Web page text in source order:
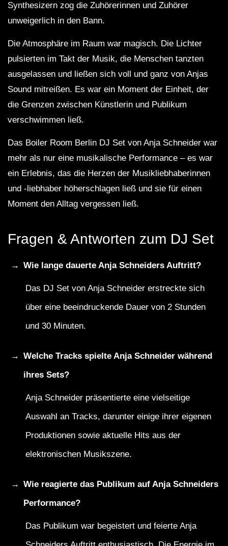
Synthesizern zog die Zuhörerinnen und Zuhörer
unweigerlich in den Bann.
Die Atmosphäre im Raum war magisch. Die Lichter
pulsierten im Takt der Musik, die Menschen tanzten
ausgelassen und ließen sich voll und ganz von Anjas
Sound mitreißen. Es war ein Moment der Einheit, der
die Grenzen zwischen Künstlerin und Publikum
verschwimmen ließ.
Das Boiler Room Berlin DJ Set von Anja Schneider war
mehr als nur eine musikalische Performance – es war
ein Erlebnis, das die Herzen der Musikliebhaberinnen
und -liebhaber höherschlagen ließ und sie für einen
Moment den Alltag vergessen ließ.
Fragen & Antworten zum DJ Set
Wie lange dauerte Anja Schneiders Auftritt?
Das DJ Set von Anja Schneider erstreckte sich
über eine beeindruckende Dauer von 2 Stunden
und 30 Minuten.
Welche Tracks spielte Anja Schneider während
ihres Sets?
Anja Schneider präsentierte eine vielseitige
Auswahl an Tracks, darunter einige ihrer eigenen
Produktionen sowie aktuelle Hits aus der
elektronischen Musikszene.
Wie reagierte das Publikum auf Anja Schneiders
Performance?
Das Publikum war begeistert und feierte Anja